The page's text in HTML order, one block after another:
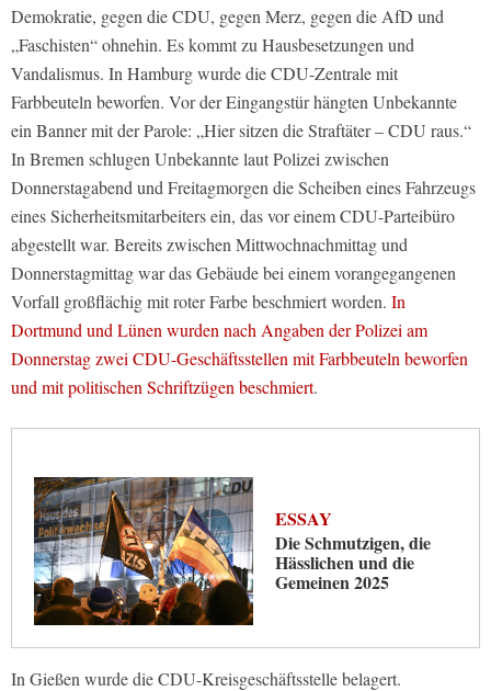
Demokratie, gegen die CDU, gegen Merz, gegen die AfD und
„Faschisten“ ohnehin. Es kommt zu Hausbesetzungen und
Vandalismus. In Hamburg wurde die CDU-Zentrale mit
Farbbeuteln beworfen. Vor der Eingangstür hängten Unbekannte
ein Banner mit der Parole: „Hier sitzen die Straftäter – CDU raus.“
In Bremen schlugen Unbekannte laut Polizei zwischen
Donnerstagabend und Freitagmorgen die Scheiben eines Fahrzeugs
eines Sicherheitsmitarbeiters ein, das vor einem CDU-Parteibüro
abgestellt war. Bereits zwischen Mittwochnachmittag und
Donnerstagmittag war das Gebäude bei einem vorangegangenen
Vorfall großflächig mit roter Farbe beschmiert worden. In
Dortmund und Lünen wurden nach Angaben der Polizei am
Donnerstag zwei CDU-Geschäftsstellen mit Farbbeuteln beworfen
und mit politischen Schriftzügen beschmiert.
ESSAY
Die Schmutzigen, die
Hässlichen und die
Gemeinen 2025
In Gießen wurde die CDU-Kreisgeschäftsstelle belagert.